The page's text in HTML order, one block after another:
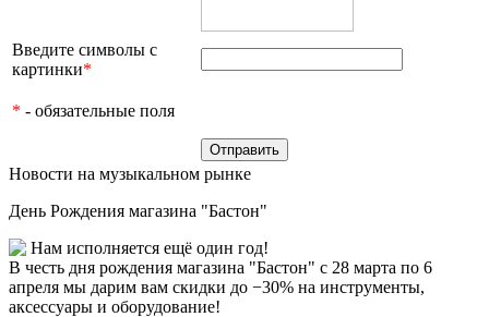
Введите символы с
картинки*
* - обязательные поля
Новости на музыкальном рынке
День Рождения магазина "Бастон"
Нам исполняется ещё один год!
В честь дня рождения магазина "Бастон" с 28 марта по 6
апреля мы дарим вам скидки до −30% на инструменты,
аксессуары и оборудование!